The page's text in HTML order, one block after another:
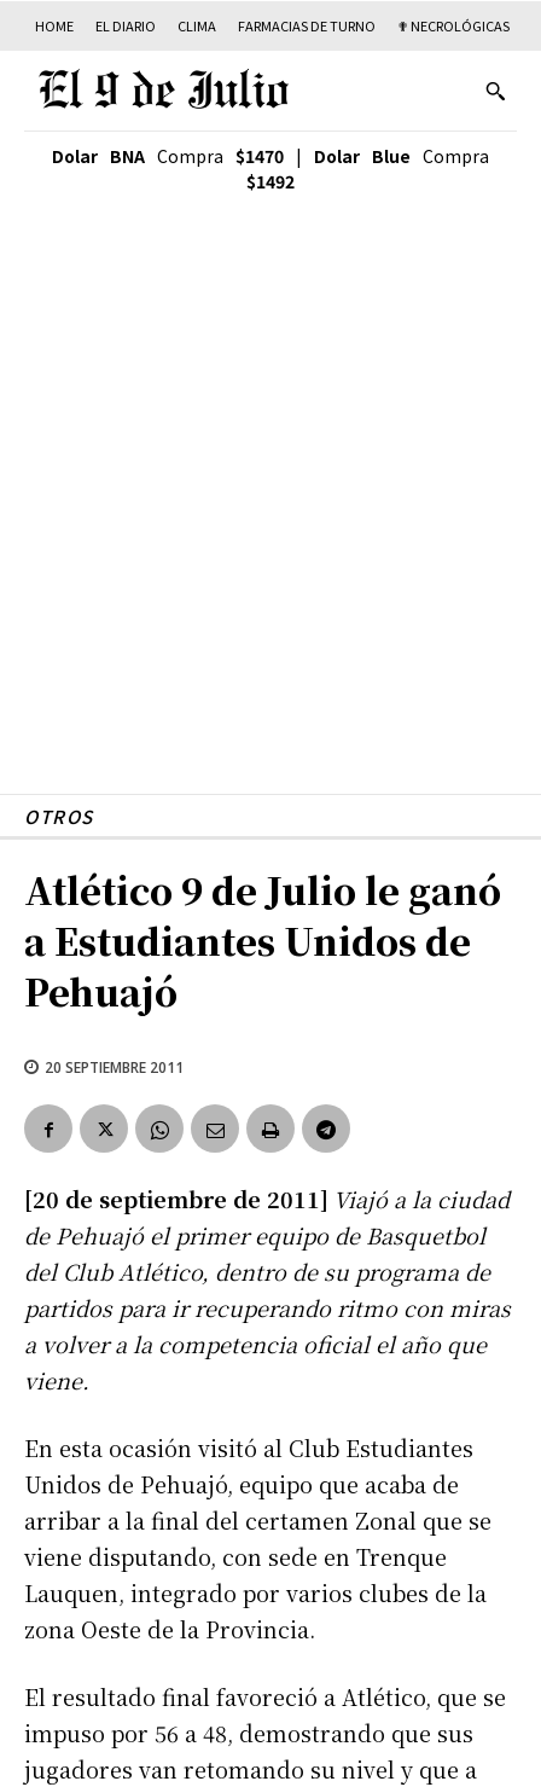
HOME EL DIARIO CLIMA FARMACIAS DE TURNO ✟ NECROLÓGICAS
Dolar BNA Compra $1470 | Dolar Blue Compra
$1492
OTROS
Atlético 9 de Julio le ganó
a Estudiantes Unidos de
Pehuajó
20 SEPTIEMBRE 2011
[20 de septiembre de 2011] Viajó a la ciudad
de Pehuajó el primer equipo de Basquetbol
del Club Atlético, dentro de su programa de
partidos para ir recuperando ritmo con miras
a volver a la competencia oficial el año que
viene.
En esta ocasión visitó al Club Estudiantes
Unidos de Pehuajó, equipo que acaba de
arribar a la final del certamen Zonal que se
viene disputando, con sede en Trenque
Lauquen, integrado por varios clubes de la
zona Oeste de la Provincia.
El resultado final favoreció a Atlético, que se
impuso por 56 a 48, demostrando que sus
jugadores van retomando su nivel y que a